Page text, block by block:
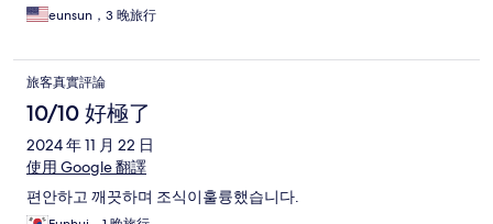
eunsun，3 晚旅行
旅客真實評論
10/10 好極了
2024 年 11 月 22 日
使用 Google 翻譯
편안하고 깨끗하며 조식이훌륭했습니다.